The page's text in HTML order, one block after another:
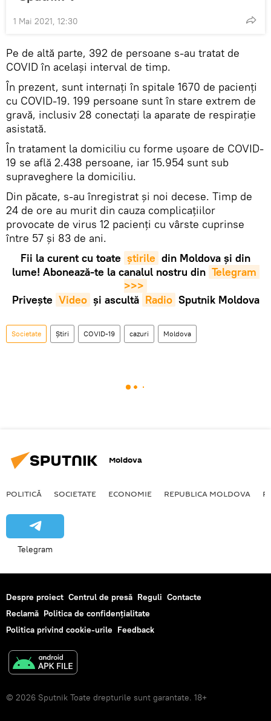
1 Mai 2021, 12:30
Pe de altă parte, 392 de persoane s-au tratat de
COVID în același interval de timp.
În prezent, sunt internați în spitale 1670 de pacienți
cu COVID-19. 199 persoane sunt în stare extrem de
gravă, inclusiv 28 conectați la aparate de respirație
asistată.
În tratament la domiciliu cu forme ușoare de COVID-
19 se află 2.438 persoane, iar 15.954 sunt sub
supraveghere la domiciliu.
Din păcate, s-au înregistrat și noi decese. Timp de
24 de ore au murit din cauza complicațiilor
provocate de virus 12 pacienți cu vârste cuprinse
între 57 și 83 de ani.
Fii la curent cu toate știrile din Moldova și din
lume! Abonează-te la canalul nostru din Telegram
>>>
Privește Video și ascultă Radio Sputnik Moldova
Societate Știri COVID-19 cazuri Moldova
Moldova
POLITICĂ SOCIETATE ECONOMIE REPUBLICA MOLDOVA
Telegram
Despre proiect Centrul de presă Reguli Contacte
Reclamă Politica de confidențialitate
Politica privind cookie-urile Feedback
© 2026 Sputnik Toate drepturile sunt garantate. 18+